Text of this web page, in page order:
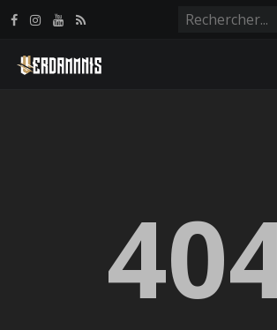
Panneau de gestion des cookies